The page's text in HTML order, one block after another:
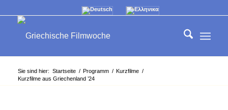
Sie sind hier: Startseite / Programm / Kurzfilme /
Kurzfilme aus Griechenland ’24